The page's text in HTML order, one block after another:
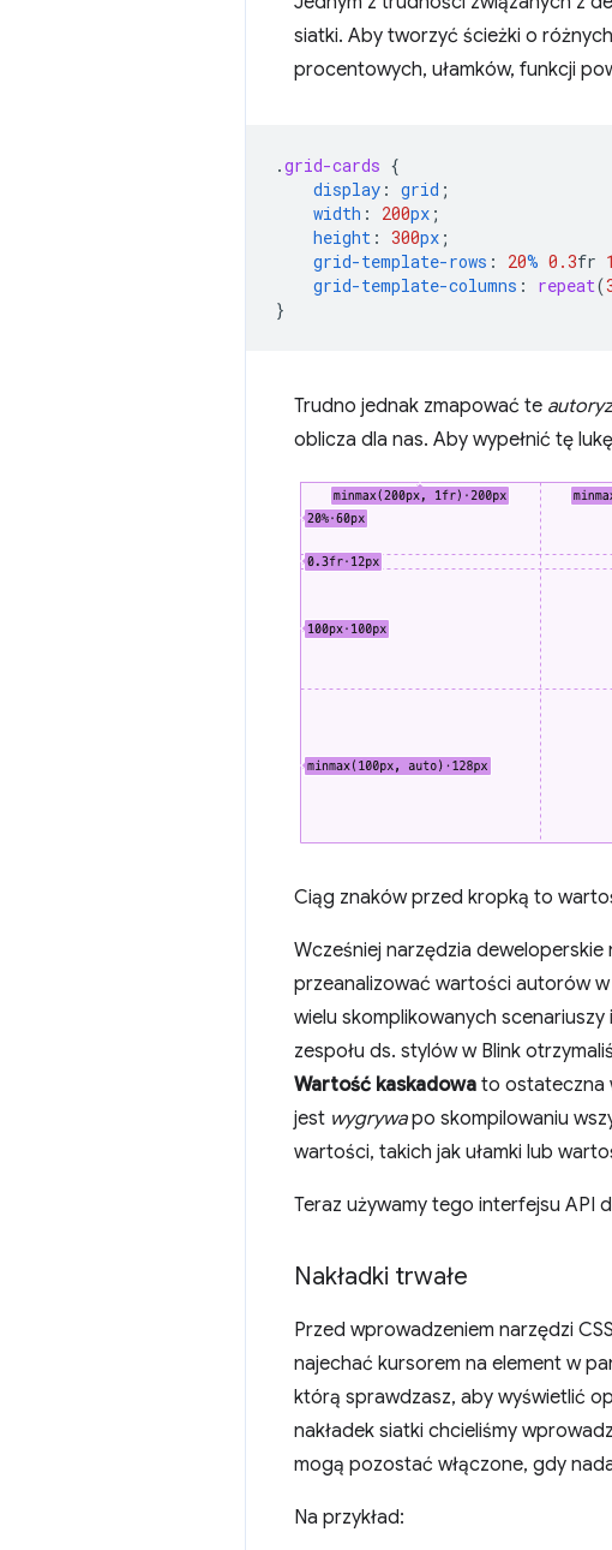
siatki. Aby tworzyć ścieżki o
procentowych, ułamków, funkcji
.grid-cards {
display : grid ;
width : 200px ;
height : 300px ;
grid-template-rows : 20% 0.3fr
grid-template-columns : repeat(
}
Trudno jednak zmapować te
oblicza dla nas. Aby wypełnić tę
Ciąg znaków przed kropką to
Wcześniej narzędzia
przeanalizować wartości autorów
wielu skomplikowanych
zespołu ds. stylów w Blink
Wartość kaskadowa to ostateczna
jest wygrywapo skompilowaniu
wartości, takich jak ułamki lub
Teraz używamy tego interfejsu API
Nakładki trwałe
Przed wprowadzeniem narzędzi
najechać kursorem na element w
którą sprawdzasz, aby wyświetlić
nakładek siatki chcieliśmy
mogą pozostać włączone, gdy
Na przykład: